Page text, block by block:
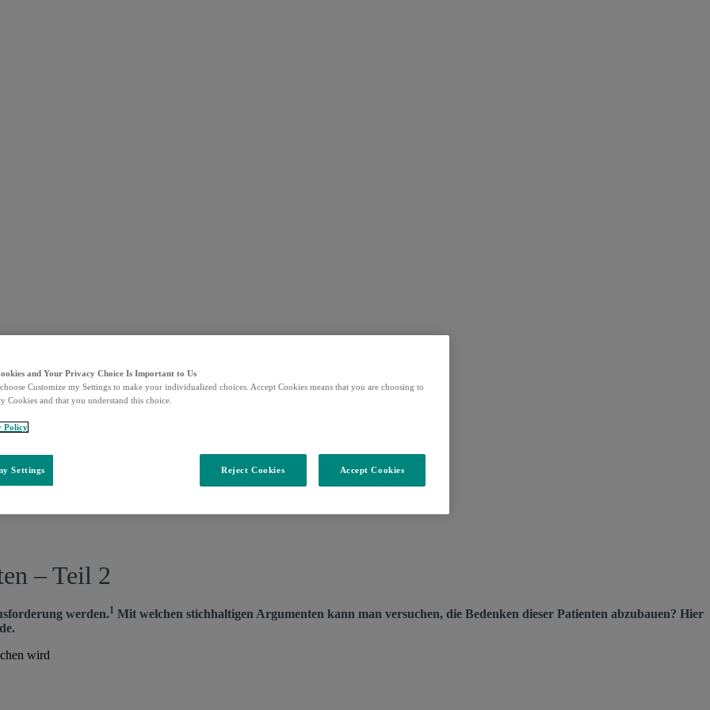
– Teil 2
werden.1 Mit welchen stichhaltigen Argumenten kann man versuchen, die Bedenken dieser Patienten abzubauen? Hier
and Your Privacy Choice Is Important to Us
Customize my Settings to make your individualized choices. Accept Cookies means that you are choosing to
Cookies and that you understand this choice.
Policy
Settings Reject Cookies Accept Cookies